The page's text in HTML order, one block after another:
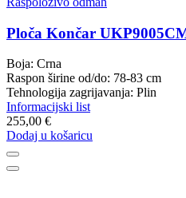
Ploča Končar
Boja: Crna
Raspon širine od/do: 78-83 cm
Tehnologija zagrijavanja: Plin
Informacijski list
255,00 €
Dodaj u košaricu